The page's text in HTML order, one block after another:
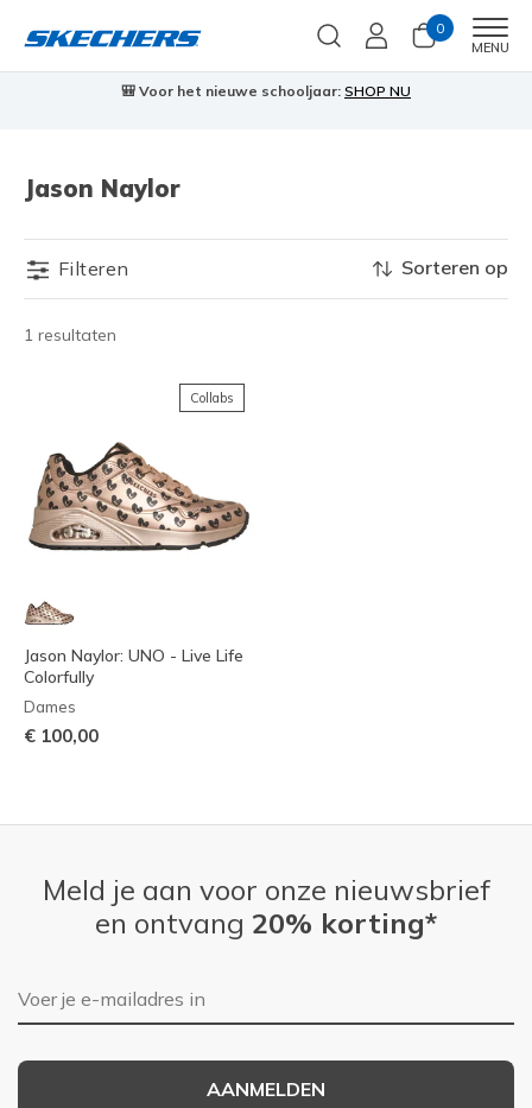
0
MENU
🎒 Voor het nieuwe schooljaar: SHOP NU
Jason Naylor
Filteren
1 resultaten
Sorteren op
Collabs
Jason Naylor: UNO - Live Life
Colorfully
Dames
€ 100,00
Meld je aan voor onze nieuwsbrief
en ontvang 20% korting*
E-mailadres
AANMELDEN